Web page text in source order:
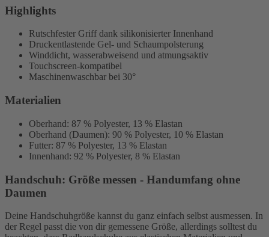
Highlights
Rutschfester Griff dank silikonisierter Innenhand
Druckentlastende Gel- und Schaumpolsterung
Winddicht, wasserabweisend und atmungsaktiv
Touchscreen-kompatibel
Maschinenwaschbar bei 30°
Materialien
Oberhand: 87 % Polyester, 13 % Elastan
Oberhand (Daumen): 90 % Polyester, 10 % Elastan
Futter: 87 % Polyester, 13 % Elastan
Innenhand: 92 % Polyester, 8 % Elastan
Handschuh: Größe messen - Handumfang ohne
Daumen
Deine Handschuhgröße kannst du ganz einfach selbst ausmessen. In
der Regel passt die von dir gemessene Größe, allerdings solltest du